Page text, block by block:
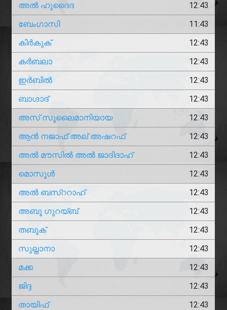
അൽ ഹുദൈദ
12:43
ബേംഗാസി
11:43
കിർകുക്
12:43
കർബലാ
12:43
ഇർബിൽ
12:43
ബാഗ്ദാദ്
12:43
അസ് സുലൈമാനിയായ
12:43
ആൻ നജാഫ് അല് അഷറഫ്
12:43
അൽ മൗസിൽ അൽ ജാദിദാഹ്
12:43
മൊസൂൾ
12:43
അൽ ബസ്ററാഹ്
12:43
അബൂ ഗുറയ്ബ്
12:43
തബൂക്
12:43
സുല്താനാ
12:43
മക്ക
12:43
ജിദ്ദ
12:43
തായിഫ്
12:43